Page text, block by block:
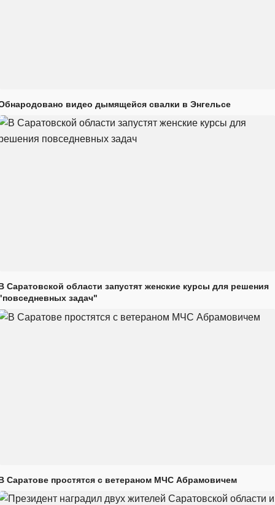
видео дымящейся свалки в Энгельсе
Саратовской области запустят женские курсы для решения
задач"
Саратове простятся с ветераном МЧС Абрамовичем